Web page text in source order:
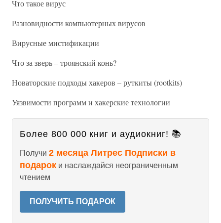
Что такое вирус
Разновидности компьютерных вирусов
Вирусные мистификации
Что за зверь – троянский конь?
Новаторские подходы хакеров – руткиты (rootkits)
Уязвимости программ и хакерские технологии
Более 800 000 книг и аудиокниг! 📚
Получи 2 месяца Литрес Подписки в
подарок и наслаждайся неограниченным
чтением
ПОЛУЧИТЬ ПОДАРОК